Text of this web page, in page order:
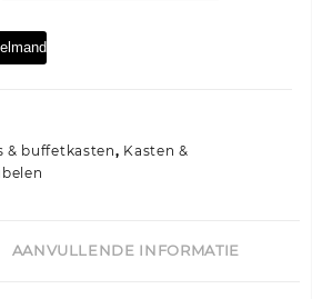
& buffetkasten, Kasten &
AANVULLENDE INFORMATIE